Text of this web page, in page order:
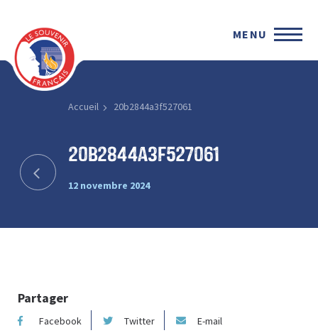
MENU
Accueil 20b2844a3f527061
20b2844a3f527061
12 novembre 2024
Partager
Facebook Twitter E-mail